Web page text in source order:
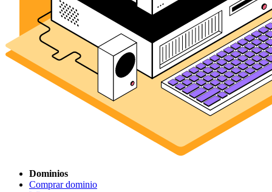
Dominios
Comprar dominio